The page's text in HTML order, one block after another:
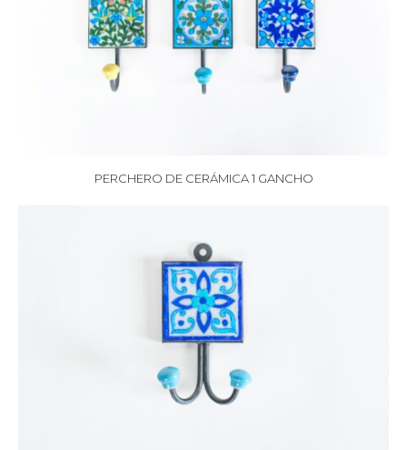
PERCHERO DE CERÁMICA 1 GANCHO